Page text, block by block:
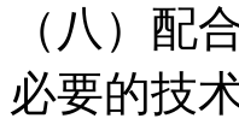
（八）配
必要的技